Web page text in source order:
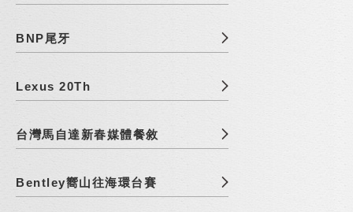
BNP尾牙
Lexus 20Th
台灣馬自達新春媒體餐敘
Bentley嚮山往海環台賽